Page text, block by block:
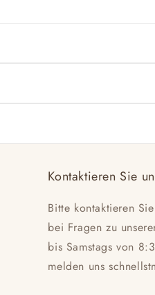
Kontaktieren Sie
Bitte kontaktieren
bei Fragen zu
bis Samstags von
melden uns